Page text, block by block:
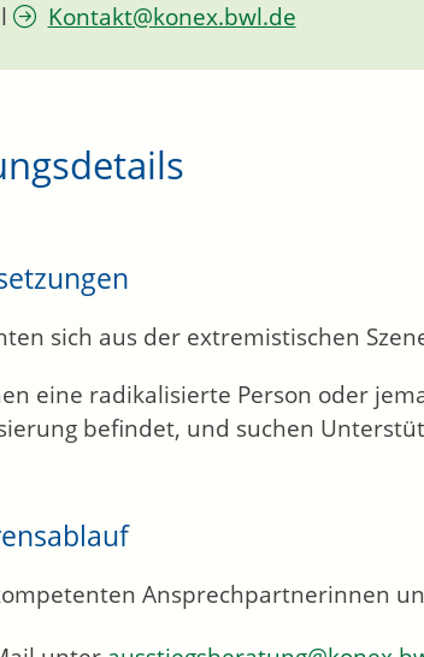
Kontakt@konex.bwl.de
sich aus der extremistischen
eine radikalisierte Person oder
befindet, und suchen
Ansprechpartnerinnen